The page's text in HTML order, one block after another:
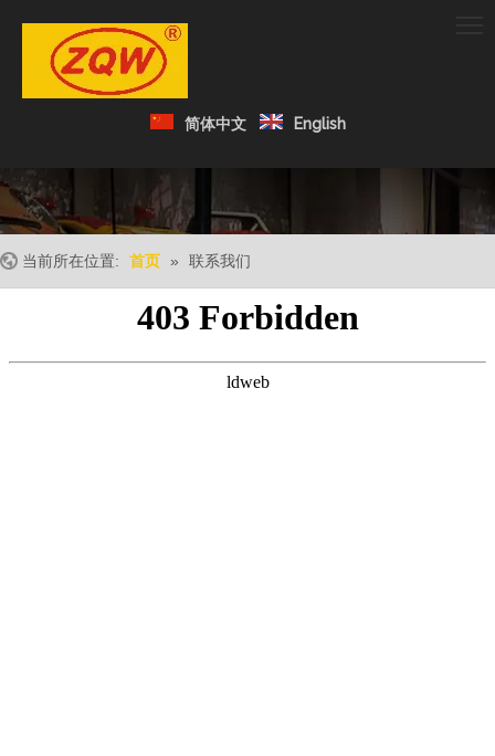
简体中文 English
当前所在位置: 首页 » 联系我们